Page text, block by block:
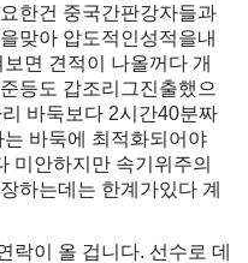
한건 중국간판강자들과
맞아 압도적인성적을내
면 견적이 나올꺼다 개
등도 갑조리그진출했으
바둑보다 2시간40분짜
바둑에 최적화되어야
미안하지만 속기위주의
하는데는 한계가있다 계
락이 올 겁니다. 선수로 데